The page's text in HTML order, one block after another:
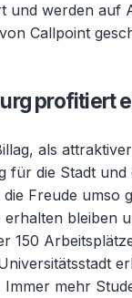
und werden auf
Callpoint
profitiert
als
für die Stadt und
Freude umso
bleiben
150
mehr